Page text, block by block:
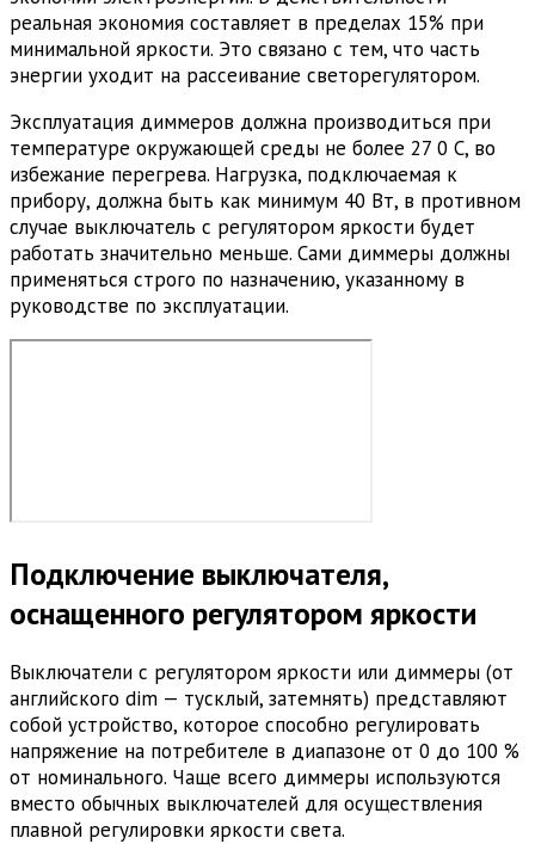
реальная экономия составляет в пределах 15% при
минимальной яркости. Это связано с тем, что часть
энергии уходит на рассеивание светорегулятором.
Эксплуатация диммеров должна производиться при
температуре окружающей среды не более 27 0 С, во
избежание перегрева. Нагрузка, подключаемая к
прибору, должна быть как минимум 40 Вт, в противном
случае выключатель с регулятором яркости будет
работать значительно меньше. Сами диммеры должны
применяться строго по назначению, указанному в
руководстве по эксплуатации.
Подключение выключателя,
оснащенного регулятором яркости
Выключатели с регулятором яркости или диммеры (от
английского dim — тусклый, затемнять) представляют
собой устройство, которое способно регулировать
напряжение на потребителе в диапазоне от 0 до 100 %
от номинального. Чаще всего диммеры используются
вместо обычных выключателей для осуществления
плавной регулировки яркости света.